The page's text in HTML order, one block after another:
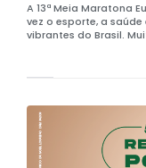
A 13ª Meia Maratona
vez o esporte, a
vibrantes do Brasil.